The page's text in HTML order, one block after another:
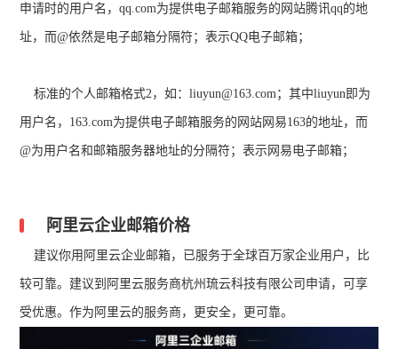
申请时的用户名，qq.com为提供电子邮箱服务的网站腾讯qq的地
址，而@依然是电子邮箱分隔符；表示QQ电子邮箱；
标准的个人邮箱格式2，如：liuyun@163.com；其中liuyun即为
用户名，163.com为提供电子邮箱服务的网站网易163的地址，而
@为用户名和邮箱服务器地址的分隔符；表示网易电子邮箱；
阿里云企业邮箱价格
建议你用阿里云企业邮箱，已服务于全球百万家企业用户，比
较可靠。建议到阿里云服务商杭州琉云科技有限公司申请，可享
受优惠。作为阿里云的服务商，更安全，更可靠。